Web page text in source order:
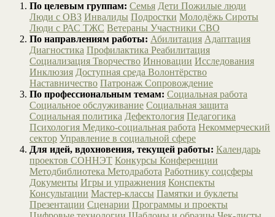
По целевым группам: Семья Дети Пожилые люди
Люди с ОВЗ Инвалиды Подростки Молодёжь Сироты
Люди с РАС ТЖС Ветераны Участники СВО
По направлениям работы: Абилитация Адаптация
Диагностика Профилактика Реабилитация
Социализация Творчество Инновации Исследования
Инклюзия Доступная среда Волонтёрство
Наставничество Патронаж Сопровождение
По профессиональным темам: Социальная работа
Социальное обслуживание Социальная защита
Социальная политика Дефектология Педагогика
Психология Медико-социальная работа Некоммерческий
сектор Управление в социальной сфере
Для идей, вдохновения, текущей работы: Календарь
проектов СОННЭТ Конкурсы Конференции
Методбиблиотека Методработа Работнику соцсферы
Документы Игры и упражнения Конспекты
Консультации Мастер-классы Памятки и буклеты
Презентации Сценарии Программы и проекты